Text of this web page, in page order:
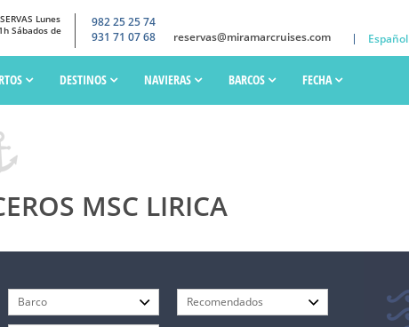
Lunes
Sábados de
982 25 25 74
931 71 07 68
reservas@miramarcruises.com Español
DESTINOS NAVIERAS BARCOS FECHA
MSC LIRICA